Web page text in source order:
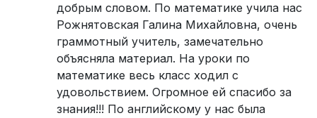
добрым словом. По математике учила нас
Рожнятовская Галина Михайловна, очень
граммотный учитель, замечательно
объясняла материал. На уроки по
математике весь класс ходил с
удовольствием. Огромное ей спасибо за
знания!!! По английскому у нас была